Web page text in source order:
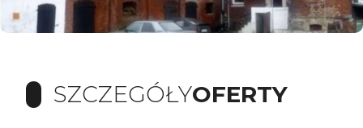
SZCZEGÓŁYOFERTY